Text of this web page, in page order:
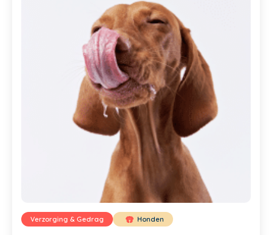
Verzorging & Gedrag Honden